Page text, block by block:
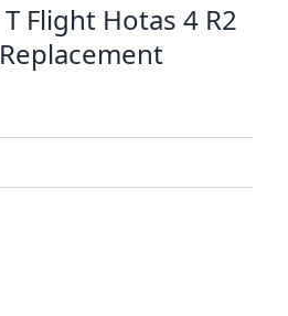
Flight Hotas 4 R2